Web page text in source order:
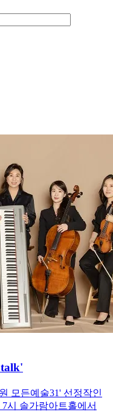
모든예술31' 선정작인
시 솔가람아트홀에서